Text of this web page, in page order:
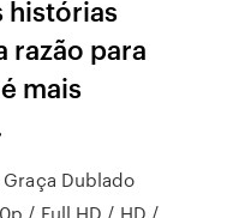
histórias
razão para
mais
Graça Dublado
/ Full HD / HD /